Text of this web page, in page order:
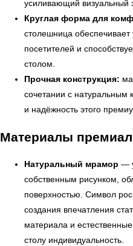
усиливающий визуальный
Круглая форма для
столешница
посетителей и
столом.
Прочная конструкция:
сочетании с натуральным
и надёжность этого
Материалы
Натуральный мрамор —
собственным рисунком,
поверхностью. Символ
создания впечатления
материала и
столу индивидуальность.
← Вернуться на предыдущую страницу